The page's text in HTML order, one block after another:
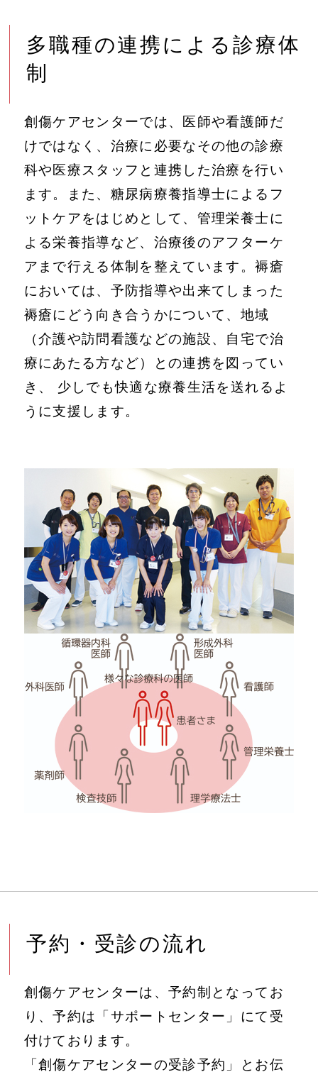
多職種の連携による診療体
制
創傷ケアセンターでは、医師や看護師だ
けではなく、治療に必要なその他の診療
科や医療スタッフと連携した治療を行い
ます。また、糖尿病療養指導士によるフ
ットケアをはじめとして、管理栄養士に
よる栄養指導など、治療後のアフターケ
アまで行える体制を整えています。褥瘡
においては、予防指導や出来てしまった
褥瘡にどう向き合うかについて、地域
（介護や訪問看護などの施設、自宅で治
療にあたる方など）との連携を図ってい
き、 少しでも快適な療養生活を送れるよ
うに支援します。
予約・受診の流れ
創傷ケアセンターは、予約制となってお
り、予約は「サポートセンター」にて受
付けております。
「創傷ケアセンターの受診予約」とお伝